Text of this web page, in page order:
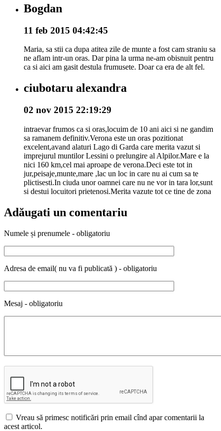
Bogdan
11 feb 2015 04:42:45
Maria, sa stii ca dupa atitea zile de munte a fost cam straniu sa
ne aflam intr-un oras. Dar pina la urma ne-am obisnuit pentru
ca si aici am gasit destula frumusete. Doar ca era de alt fel.
ciubotaru alexandra
02 nov 2015 22:19:29
intraevar frumos ca si oras,locuim de 10 ani aici si ne gandim
sa ramanem definitiv.Verona este un oras pozitionat
excelent,avand alaturi Lago di Garda care merita vazut si
imprejurul muntilor Lessini o prelungire al Alpilor.Mare e la
nici 160 km,cel mai aproape de verona.Deci este tot in
jur,peisaje,munte,mare ,lac un loc in care nu ai cum sa te
plictisesti.In ciuda unor oamnei care nu ne vor in tara lor,sunt
si destui locuitori prietenosi.Merita vazute tot ce tine de zona
Adăugati un comentariu
Numele și prenumele - obligatoriu
Adresa de email( nu va fi publicată ) - obligatoriu
Mesaj - obligatoriu
Vreau să primesc notificări prin email cînd apar comentarii la
acest articol.